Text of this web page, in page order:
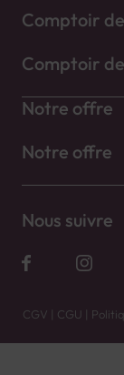
Comptoir
Comptoir
Notre offre
Notre offre
Nous suivre
CGV | CGU |